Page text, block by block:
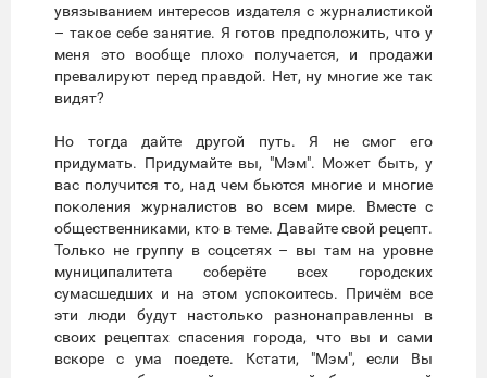
увязыванием интересов издателя с журналистикой
– такое себе занятие. Я готов предположить, что у
меня это вообще плохо получается, и продажи
превалируют перед правдой. Нет, ну многие же так
видят?
Но тогда дайте другой путь. Я не смог его
придумать. Придумайте вы, "Мэм". Может быть, у
вас получится то, над чем бьются многие и многие
поколения журналистов во всем мире. Вместе с
общественниками, кто в теме. Давайте свой рецепт.
Только не группу в соцсетях – вы там на уровне
муниципалитета соберёте всех городских
сумасшедших и на этом успокоитесь. Причём все
эти люди будут настолько разнонаправленны в
своих рецептах спасения города, что вы и сами
вскоре с ума поедете. Кстати, "Мэм", если Вы